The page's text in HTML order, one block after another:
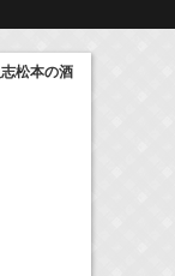
販売情報
松本の酒